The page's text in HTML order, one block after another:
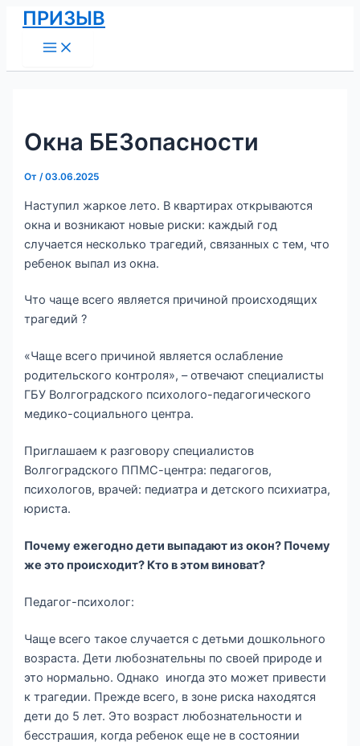
Перейти
содержимому
ПРИЗЫВ
Menu
Окна БЕЗопасности
От/03.06.2025
Наступил жаркое лето. В квартирах открываются
окна и возникают новые риски: каждый год
случается несколько трагедий, связанных с тем, что
ребенок выпал из окна.
Что чаще всего является причиной происходящих
трагедий ?
«Чаще всего причиной является ослабление
родительского контроля», – отвечают специалисты
ГБУ Волгоградского психолого-педагогического
медико-социального центра.
Приглашаем к разговору специалистов
Волгоградского ППМС-центра: педагогов,
психологов, врачей: педиатра и детского психиатра,
юриста.
Почему ежегодно дети выпадают из окон? Почему
же это происходит? Кто в этом виноват?
Педагог-психолог:
Чаще всего такое случается с детьми дошкольного
возраста. Дети любознательны по своей природе и
это нормально. Однако иногда это может привести
к трагедии. Прежде всего, в зоне риска находятся
дети до 5 лет. Это возраст любознательности и
бесстрашия, когда ребенок еще не в состоянии
Навигация
по
записям